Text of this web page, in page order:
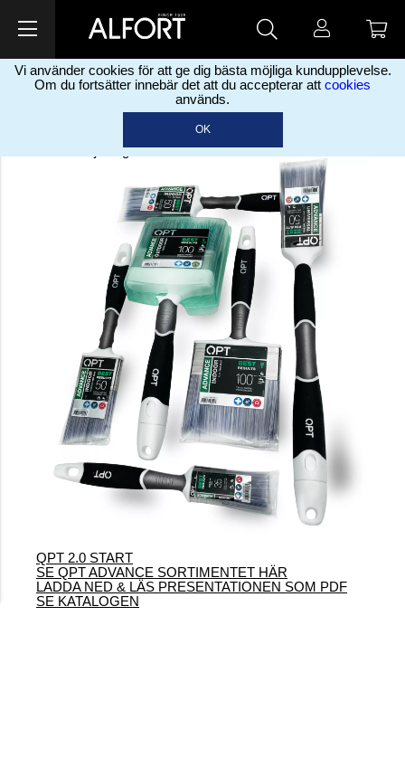
Vi använder cookies för att ge dig bästa möjliga kundupplevelse.
Om du fortsätter innebär det att du accepterar att cookies
används.
OK
ADVANCE
Proffspenslar i toppkvalitet. Det ultimata valet för de som
endast nöjer sig med det bästa
QPT 2.0 START
SE QPT ADVANCE SORTIMENTET HÄR
LADDA NED & LÄS PRESENTATIONEN SOM PDF
SE KATALOGEN